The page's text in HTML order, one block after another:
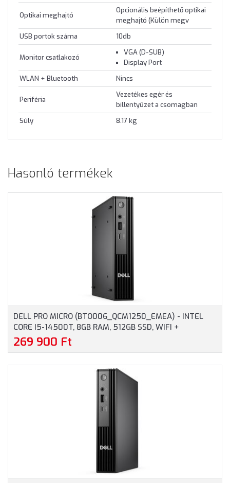
Optikai meghajtó
Opcionális beépíthető optikai
meghajtó (Külön megv
USB portok száma
10db
Monitor csatlakozó
VGA (D-SUB)
Display Port
WLAN + Bluetooth
Nincs
Periféria
Vezetékes egér és
billentyűzet a csomagban
Súly
8.17 kg
Hasonló termékek
DELL PRO MICRO (BTO006_QCM1250_EMEA) - INTEL
CORE I5-14500T, 8GB RAM, 512GB SSD, WIFI +
BLUETOOTH, WINDOWS 11 PROFESSIONAL - MICRO
HÁZAS SZÁMÍTÓGÉP, 3 ÉV HELYSZÍNI GARANCIA
269 900 Ft